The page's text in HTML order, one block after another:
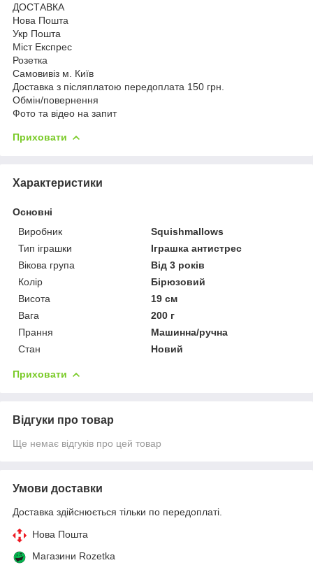
ДОСТАВКА
Нова Пошта
Укр Пошта
Міст Експрес
Розетка
Самовивіз м. Київ
Доставка з післяплатою передоплата 150 грн.
Обмін/повернення
Фото та відео на запит
Приховати
Характеристики
Основні
Виробник
Squishmallows
Тип іграшки
Іграшка антистрес
Вікова група
Від 3 років
Колір
Бірюзовий
Висота
19 см
Вага
200 г
Прання
Машинна/ручна
Стан
Новий
Приховати
Відгуки про товар
Ще немає відгуків про цей товар
Умови доставки
Доставка здійснюється тільки по передоплаті.
Нова Пошта
Магазини Rozetka